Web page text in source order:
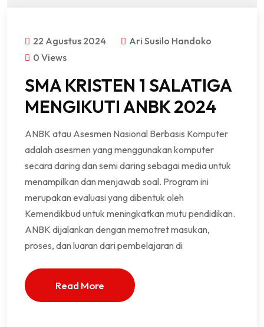
22 Agustus 2024
Ari Susilo Handoko
0 Views
SMA KRISTEN 1 SALATIGA
MENGIKUTI ANBK 2024
ANBK atau Asesmen Nasional Berbasis Komputer
adalah asesmen yang menggunakan komputer
secara daring dan semi daring sebagai media untuk
menampilkan dan menjawab soal. Program ini
merupakan evaluasi yang dibentuk oleh
Kemendikbud untuk meningkatkan mutu pendidikan.
ANBK dijalankan dengan memotret masukan,
proses, dan luaran dari pembelajaran di
Read More